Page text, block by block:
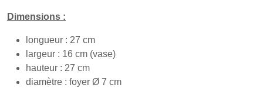
Dimensions :
longueur : 27 cm
largeur : 16 cm (vase)
hauteur : 27 cm
diamètre : foyer Ø 7 cm